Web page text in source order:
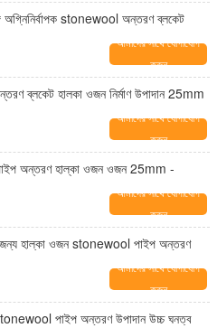
অগ্নিনির্বাপক stonewool অন্তরণ ব্লকেট
আমাদের সাথে যোগাযোগ
করুন
ব্লকেট হালকা ওজন নির্মাণ উপাদান 25mm
আমাদের সাথে যোগাযোগ
করুন
অন্তরণ হাল্কা ওজন ওজন 25mm -
আমাদের সাথে যোগাযোগ
করুন
জন্য হাল্কা ওজন stonewool পাইপ অন্তরণ
আমাদের সাথে যোগাযোগ
করুন
পাইপ অন্তরণ উপাদান উচ্চ ঘনত্ব